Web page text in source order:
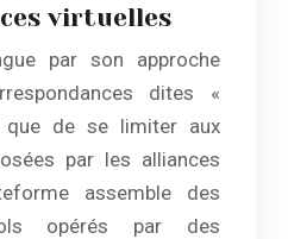
virtuelles
par son approche
dites «
que de se limiter aux
par les alliances
assemble des
opérés par des